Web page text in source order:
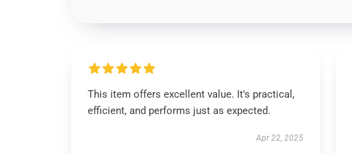
This item offers excellent value. It's practical,
efficient, and performs just as expected.
Apr 22, 2025